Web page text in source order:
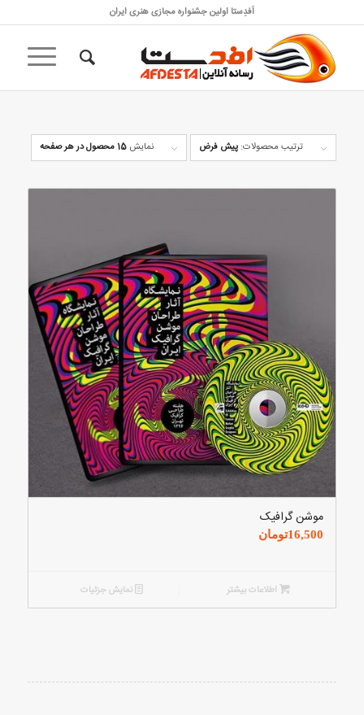
اَفدِستا اولین جشنواره مجازی هنری ایران
ترتیب محصولات: پیش فرض نمایش 15 محصول در هر صفحه
موشن گرافیک
16,500تومان
اطلاعات بیشتر نمایش جزئیات